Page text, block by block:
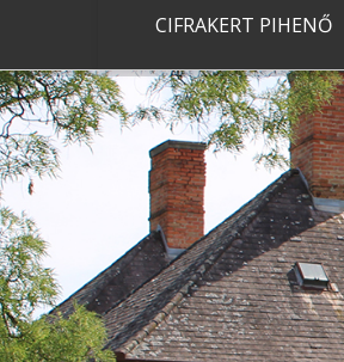
CIFRAKERT PIHENŐ